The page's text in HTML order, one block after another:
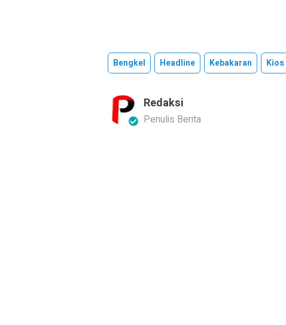
Bengkel Headline Kebakaran Kios
Redaksi
Penulis Berita